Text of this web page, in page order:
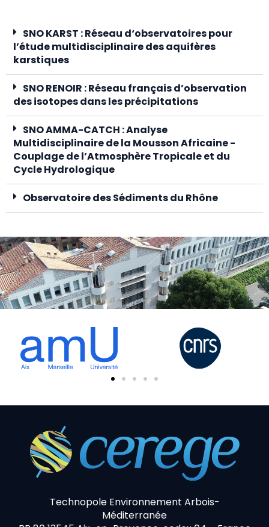
SNO KARST : Réseau d‘observatoires pour
l’étude multidisciplinaire des aquifères
karstiques
SNO RENOIR : Réseau français d’observation
des isotopes dans les précipitations
SNO AMMA-CATCH : Analyse
Multidisciplinaire de la Mousson Africaine -
Couplage de l’Atmosphère Tropicale et du
Cycle Hydrologique
Observatoire des Sédiments du Rhône
Technopole Environnement Arbois-
Méditerranée